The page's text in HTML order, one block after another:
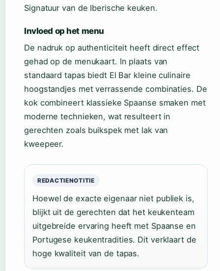
Signatuur van de Iberische keuken.
Invloed op het menu
De nadruk op authenticiteit heeft direct effect
gehad op de menukaart. In plaats van
standaard tapas biedt El Bar kleine culinaire
hoogstandjes met verrassende combinaties. De
kok combineert klassieke Spaanse smaken met
moderne technieken, wat resulteert in
gerechten zoals buikspek met lak van
kweepeer.
REDACTIENOTITIE
Hoewel de exacte eigenaar niet publiek is,
blijkt uit de gerechten dat het keukenteam
uitgebreide ervaring heeft met Spaanse en
Portugese keukentradities. Dit verklaart de
hoge kwaliteit van de tapas.